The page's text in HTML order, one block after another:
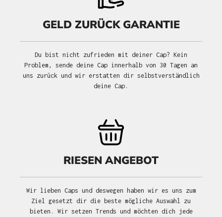
GELD ZURÜCK GARANTIE
Du bist nicht zufrieden mit deiner Cap? Kein
Problem, sende deine Cap innerhalb von 30 Tagen an
uns zurück und wir erstatten dir selbstverständlich
deine Cap.
RIESEN ANGEBOT
Wir lieben Caps und deswegen haben wir es uns zum
Ziel gesetzt dir die beste mögliche Auswahl zu
bieten. Wir setzen Trends und möchten dich jede